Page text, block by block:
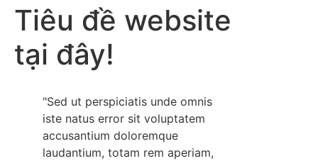
Tiêu đề website
tại đây!
"Sed ut perspiciatis unde omnis
iste natus error sit voluptatem
accusantium doloremque
laudantium, totam rem aperiam,